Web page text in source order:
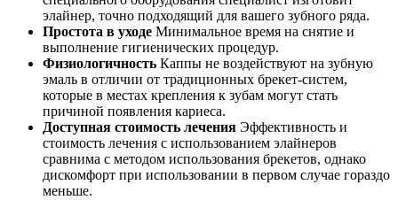
элайнер, точно подходящий для вашего зубного ряда.
Простота в уходе Минимальное время на снятие и
выполнение гигиенических процедур.
Физиологичность Каппы не воздействуют на зубную
эмаль в отличии от традиционных брекет-систем,
которые в местах крепления к зубам могут стать
причиной появления кариеса.
Доступная стоимость лечения Эффективность и
стоимость лечения с использованием элайнеров
сравнима с методом использования брекетов, однако
дискомфорт при использовании в первом случае гораздо
меньше.